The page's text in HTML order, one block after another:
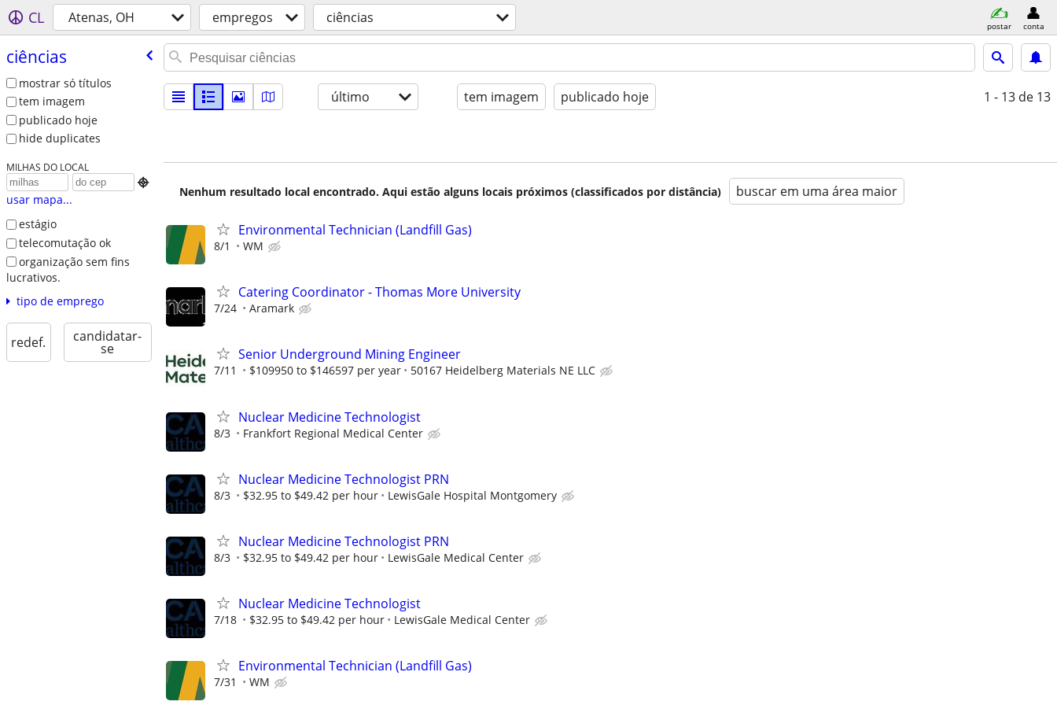
CL Atenas, OH empregos ciências postar conta
ciências
mostrar só títulos
tem imagem
publicado hoje
hide duplicates
MILHAS DO LOCAL

usar mapa...
estágio
telecomutação ok
organização sem fins
lucrativos.
tipo de emprego
redef. candidatar-
se
último tem imagem publicado hoje 1 - 13 de 13
Nenhum resultado local encontrado. Aqui estão alguns locais próximos (classificados por distância) buscar em uma área maior
Environmental Technician (Landfill Gas)
8/1 WM
Catering Coordinator - Thomas More University
7/24 Aramark
Senior Underground Mining Engineer
7/11 $109950 to $146597 per year 50167 Heidelberg Materials NE LLC
Nuclear Medicine Technologist
8/3 Frankfort Regional Medical Center
Nuclear Medicine Technologist PRN
8/3 $32.95 to $49.42 per hour LewisGale Hospital Montgomery
Nuclear Medicine Technologist PRN
8/3 $32.95 to $49.42 per hour LewisGale Medical Center
Nuclear Medicine Technologist
7/18 $32.95 to $49.42 per hour LewisGale Medical Center
Environmental Technician (Landfill Gas)
7/31 WM